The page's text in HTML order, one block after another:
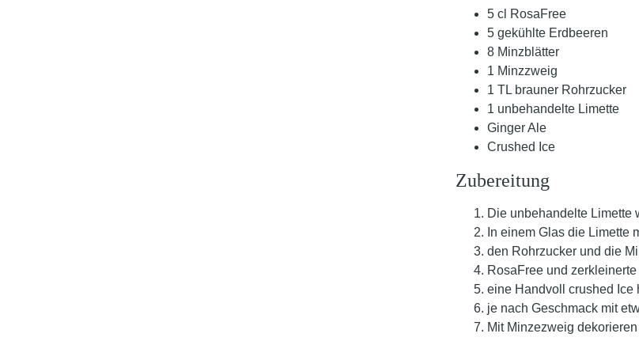
5 cl RosaFree
5 gekühlte Erdbeeren
8 Minzblätter
1 Minzzweig
1 TL brauner Rohrzucker
1 unbehandelte Limette
Ginger Ale
Crushed Ice
Zubereitung
Die unbehandelte Limette
In einem Glas die Limette
den Rohrzucker und die
RosaFree und
eine Handvoll crushed Ice
je nach Geschmack mit
Mit Minzezweig dekorieren